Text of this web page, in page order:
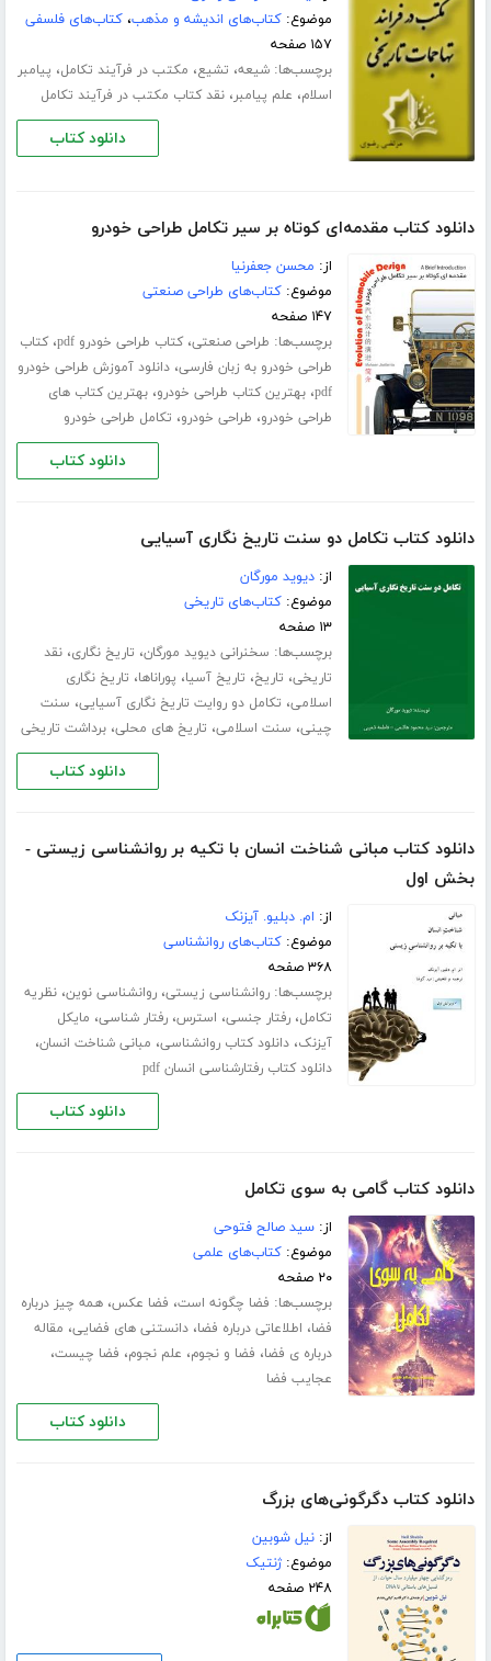
موضوع:کتاب‌های اندیشه و مذهب،کتاب‌های فلسفی
۱۵۷ صفحه
برچسب‌ها:شیعه، تشیع، مکتب در فرآیند تکامل، پیامبر
اسلام، علم پیامبر،نقد کتاب مکتب در فرآیند تکامل
دانلود کتاب
دانلود کتاب مقدمه‌ای کوتاه بر سیر تکامل طراحی خودرو
از: محسن جعفرنیا
موضوع:کتاب‌های طراحی صنعتی
۱۴۷ صفحه
برچسب‌ها: طراحی صنعتی،کتاب طراحی خودرو pdf ،کتاب
طراحی خودرو به زبان فارسی،دانلود آموزش طراحی خودرو
pdf،بهترین کتاب طراحی خودرو،بهترین کتاب های
طراحی خودرو، طراحی خودرو، تکامل طراحی خودرو
دانلود کتاب
دانلود کتاب تکامل دو سنت تاریخ نگاری آسیایی
از:دیوید مورگان
موضوع:کتاب‌های تاریخی
۱۳ صفحه
برچسب‌ها: سخنرانی دیوید مورگان، تاریخ نگاری،نقد
تاریخی، تاریخ، تاریخ آسیا، پوراناها، تاریخ نگاری
اسلامی، تکامل دو روایت تاریخ نگاری آسیایی، سنت
چینی، سنت اسلامی، تاریخ های محلی،برداشت تاریخی
دانلود کتاب
دانلود کتاب مبانی شناخت انسان با تکیه بر روانشناسی زیستی -
بخش اول
از: ام. دبلیو. آیزنک
موضوع:کتاب‌های روانشناسی
۳۶۸ صفحه
برچسب‌ها:روانشناسی زیستی،روانشناسی نوین،نظریه
تکامل،رفتار جنسی، استرس،رفتار شناسی، مایکل
آیزنک،دانلود کتاب روانشناسی، مبانی شناخت انسان،
دانلود کتاب رفتارشناسی انسان pdf
دانلود کتاب
دانلود کتاب گامی به سوی تکامل
از:سید صالح فتوحی
موضوع:کتاب‌های علمی
۲۰ صفحه
برچسب‌ها: فضا چگونه است، فضا عکس،همه چیز درباره
فضا، اطلاعاتی درباره فضا،دانستنی های فضایی، مقاله
درباره ی فضا، فضا و نجوم، علم نجوم، فضا چیست،
عجایب فضا
دانلود کتاب
دانلود کتاب دگرگونی‌های بزرگ
از:نیل شوبین
موضوع:ژنتیک
۲۴۸ صفحه